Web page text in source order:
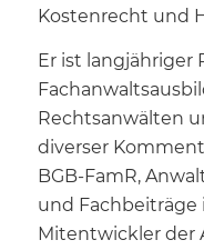
Kostenrecht und
Er ist langjähriger
Rechtsanwälten
diverser
BGB-FamR,
und Fachbeiträge
Mitentwickler der